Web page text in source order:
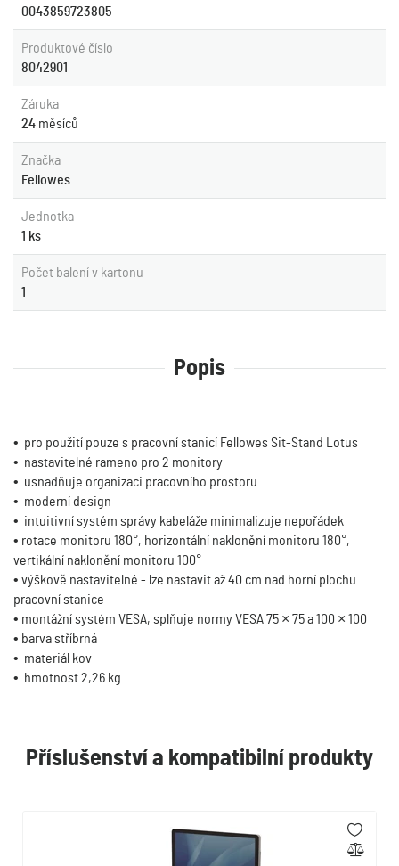
0043859723805
Produktové číslo
8042901
Záruka
24 měsíců
Značka
Fellowes
Jednotka
1 ks
Počet balení v kartonu
1
Popis
• pro použití pouze s pracovní stanicí Fellowes Sit-Stand Lotus
• nastavitelné rameno pro 2 monitory
• usnadňuje organizaci pracovního prostoru
• moderní design
• intuitivní systém správy kabeláže minimalizuje nepořádek
• rotace monitoru 180°, horizontální naklonění monitoru 180°,
vertikální naklonění monitoru 100°
• výškově nastavitelné - lze nastavit až 40 cm nad horní plochu
pracovní stanice
• montážní systém VESA, splňuje normy VESA 75 × 75 a 100 × 100
• barva stříbrná
• materiál kov
• hmotnost 2,26 kg
Příslušenství a kompatibilní produkty